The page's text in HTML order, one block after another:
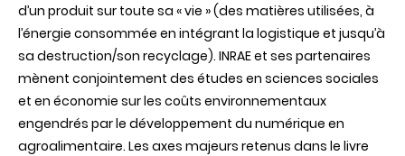
d’un produit sur toute sa « vie » (des matières utilisées, à
l’énergie consommée en intégrant la logistique et jusqu’à
sa destruction/son recyclage). INRAE et ses partenaires
mènent conjointement des études en sciences sociales
et en économie sur les coûts environnementaux
engendrés par le développement du numérique en
agroalimentaire. Les axes majeurs retenus dans le livre